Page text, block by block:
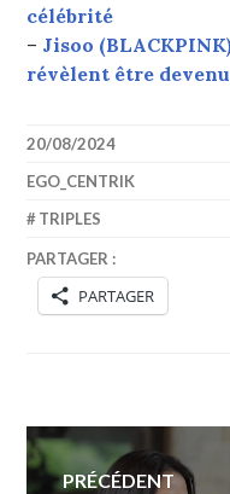
célébrité
– Jisoo
révèlent être
20/08/2024
EGO_CENTRIK
TRIPLES
PARTAGER :
PARTAGER
PRÉCÉDENT